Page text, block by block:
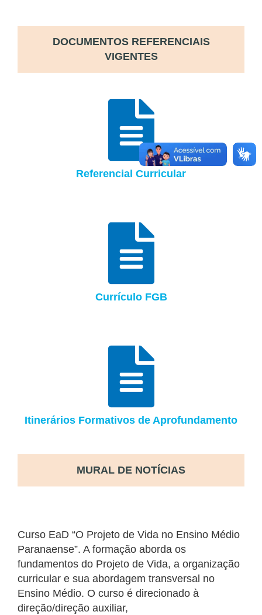
DOCUMENTOS REFERENCIAIS
VIGENTES
Referencial Curricular
Currículo FGB
Itinerários Formativos de Aprofundamento
MURAL DE NOTÍCIAS
Curso EaD “O Projeto de Vida no Ensino Médio
Paranaense”. A formação aborda os
fundamentos do Projeto de Vida, a organização
curricular e sua abordagem transversal no
Ensino Médio. O curso é direcionado à
direção/direção auxiliar,